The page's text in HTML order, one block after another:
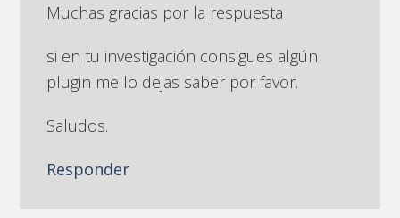
Muchas gracias por la respuesta
si en tu investigación consigues algún
plugin me lo dejas saber por favor.
Saludos.
Responder